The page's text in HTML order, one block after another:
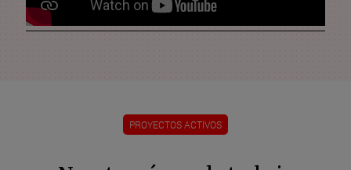
PROYECTOS ACTIVOS